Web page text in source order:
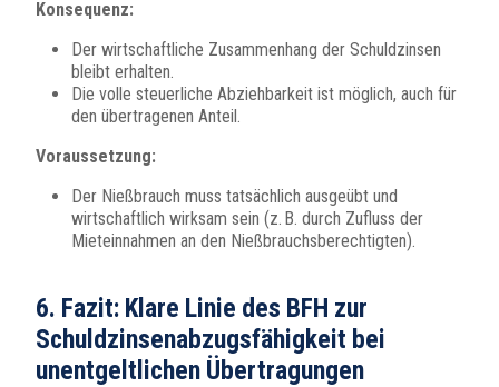
Konsequenz:
Der wirtschaftliche Zusammenhang der Schuldzinsen
bleibt erhalten.
Die volle steuerliche Abziehbarkeit ist möglich, auch für
den übertragenen Anteil.
Voraussetzung:
Der Nießbrauch muss tatsächlich ausgeübt und
wirtschaftlich wirksam sein (z. B. durch Zufluss der
Mieteinnahmen an den Nießbrauchsberechtigten).
6. Fazit: Klare Linie des BFH zur
Schuldzinsenabzugsfähigkeit bei
unentgeltlichen Übertragungen